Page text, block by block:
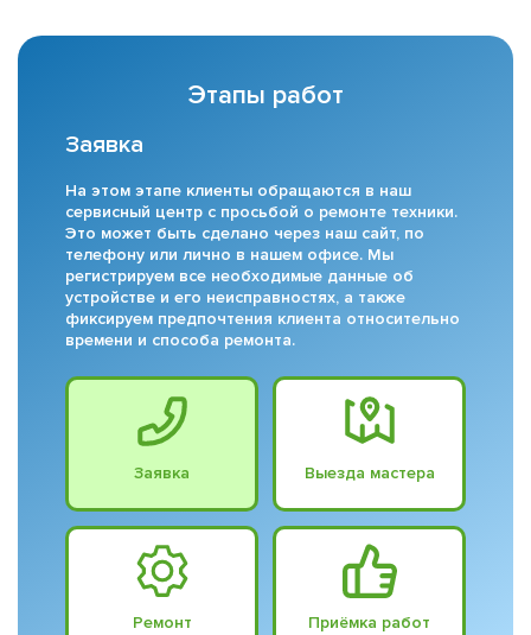
Этапы работ
Заявка
На этом этапе клиенты обращаются в наш
сервисный центр с просьбой о ремонте техники.
Это может быть сделано через наш сайт, по
телефону или лично в нашем офисе. Мы
регистрируем все необходимые данные об
устройстве и его неисправностях, а также
фиксируем предпочтения клиента относительно
времени и способа ремонта.
Заявка Выезда мастера
Ремонт Приёмка работ